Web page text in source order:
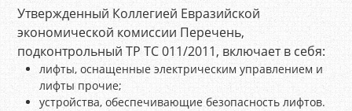
Утвержденный Коллегией Евразийской
экономической комиссии Перечень,
подконтрольный ТР ТС 011/2011, включает в себя:
лифты, оснащенные электрическим управлением и
лифты прочие;
устройства, обеспечивающие безопасность лифтов.